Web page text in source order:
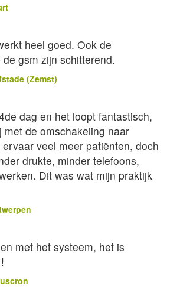
heel goed. Ook de
gsm zijn schitterend.
(Zemst)
dag en het loopt fantastisch,
met de omschakeling naar
veel meer patiënten, doch
drukte, minder telefoons,
Dit was wat mijn praktijk
met het systeem, het is